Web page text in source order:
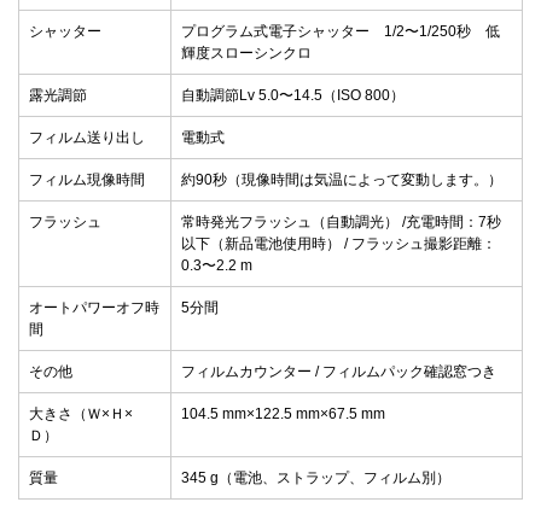
シャッター
プログラム式電子シャッター 1/2〜1/250秒 低
輝度スローシンクロ
露光調節 自動調節Lv 5.0〜14.5（ISO 800）
フィルム送り出し 電動式
フィルム現像時間 約90秒（現像時間は気温によって変動します。）
フラッシュ
常時発光フラッシュ（自動調光） /充電時間：7秒
以下（新品電池使用時） / フラッシュ撮影距離：
0.3〜2.2 m
オートパワーオフ時
間
5分間
その他 フィルムカウンター / フィルムパック確認窓つき
大きさ（Ｗ×Ｈ×
Ｄ）
104.5 mm×122.5 mm×67.5 mm
質量 345 g（電池、ストラップ、フィルム別）